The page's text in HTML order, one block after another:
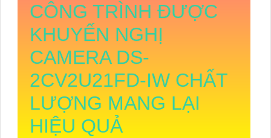
CÔNG TRÌNH ĐƯỢC
KHUYẾN NGHỊ
CAMERA DS-
2CV2U21FD-IW CHẤT
LƯỢNG MANG LẠI
HIỆU QUẢ